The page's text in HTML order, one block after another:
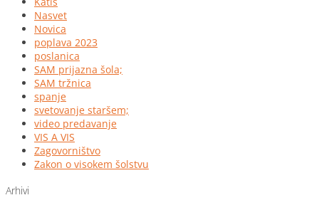
Nasvet
Novica
poplava 2023
poslanica
SAM prijazna šola;
SAM tržnica
spanje
svetovanje staršem;
video predavanje
VIS A VIS
Zagovorništvo
Zakon o visokem šolstvu
Arhivi